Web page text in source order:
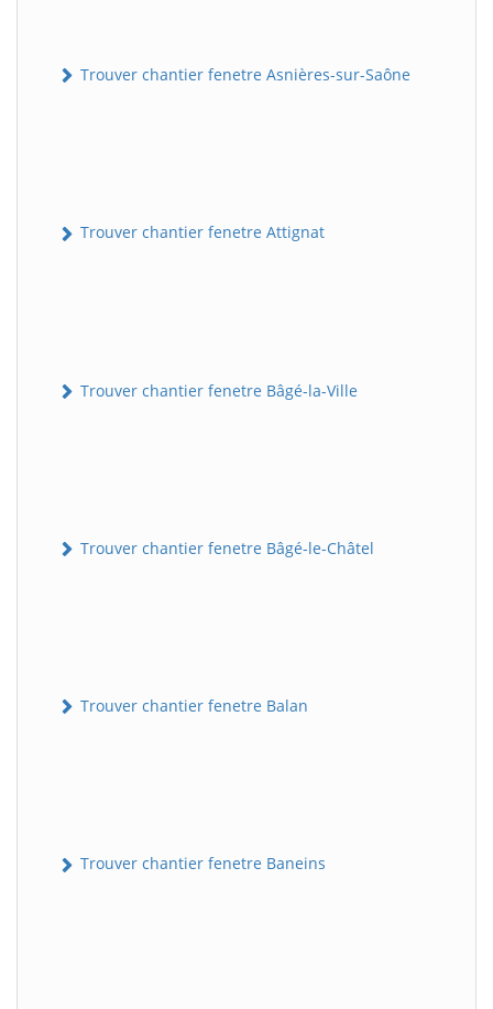
Trouver chantier fenetre Asnières-sur-Saône
Trouver chantier fenetre Attignat
Trouver chantier fenetre Bâgé-la-Ville
Trouver chantier fenetre Bâgé-le-Châtel
Trouver chantier fenetre Balan
Trouver chantier fenetre Baneins